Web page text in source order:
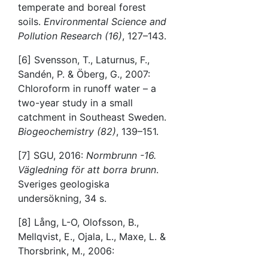
temperate and boreal forest
soils. Environmental Science and
Pollution Research (16), 127–143.
[6] Svensson, T., Laturnus, F.,
Sandén, P. & Öberg, G., 2007:
Chloroform in runoff water – a
two-year study in a small
catchment in Southeast Sweden.
Biogeochemistry (82), 139–151.
[7] SGU, 2016: Normbrunn -16.
Vägledning för att borra brunn.
Sveriges geologiska
undersökning, 34 s.
[8] Lång, L-O, Olofsson, B.,
Mellqvist, E., Ojala, L., Maxe, L. &
Thorsbrink, M., 2006: